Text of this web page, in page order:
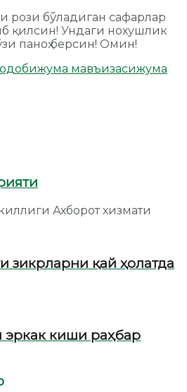
рози бўладиган сафарлар
қилсин! Ундаги нохушлик
паноҳ берсин! Омин!
жума мавъизасижума
Ахборот хизмати
зикрларни қай ҳолатда
эркак киши раҳбар